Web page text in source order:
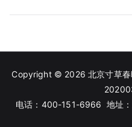
航
Copyright © 2026 北京寸草春
电话：400-151-6966 地址：